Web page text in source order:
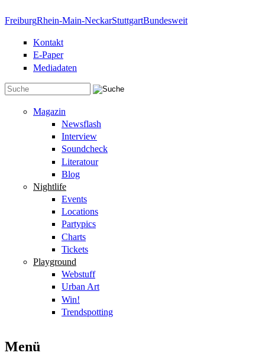
FreiburgRhein-Main-NeckarStuttgartBundesweit
Kontakt
E-Paper
Mediadaten
Magazin
Newsflash
Interview
Soundcheck
Literatour
Blog
Nightlife
Events
Locations
Partypics
Charts
Tickets
Playground
Webstuff
Urban Art
Win!
Trendspotting
Menü